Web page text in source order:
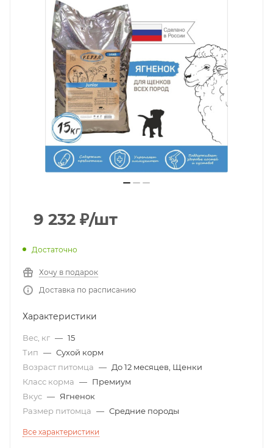
9 232 ₽/шт
Достаточно
Хочу в подарок
Доставка по расписанию
Характеристики
Вес, кг — 15
Тип — Сухой корм
Возраст питомца — До 12 месяцев, Щенки
Класс корма — Премиум
Вкус — Ягненок
Размер питомца — Средние породы
Все характеристики